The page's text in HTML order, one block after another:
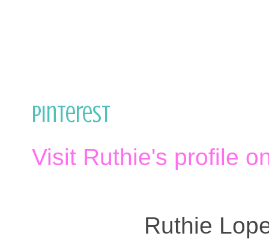
Pinterest
Visit Ruthie's profile
Ruthie